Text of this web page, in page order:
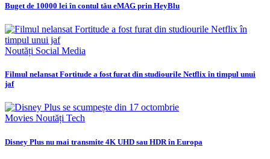
Buget de 10000 lei în contul tău eMAG prin HeyBlu
Noutăți Social Media
Filmul nelansat Fortitude a fost furat din studiourile Netflix în timpul unui
jaf
Movies Noutăți Tech
Disney Plus nu mai transmite 4K UHD sau HDR în Europa